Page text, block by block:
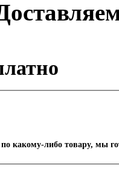
по какому-либо товару, мы